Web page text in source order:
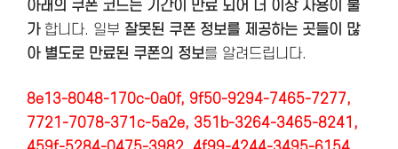
아래의 쿠폰 코드는 기간이 만료 되어 더 이상 사용이 불
가합니다. 일부 잘못된 쿠폰 정보를 제공하는 곳들이 많
아 별도로 만료된 쿠폰의 정보를 알려드립니다.
8e13-8048-170c-0a0f, 9f50-9294-7465-7277,
7721-7078-371c-5a2e, 351b-3264-3465-8241,